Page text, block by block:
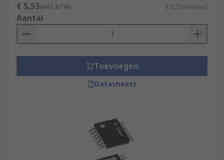
€ 5,53(excl. BTW) € 5,53/eenheid
Aantal
Toevoegen
Datasheets